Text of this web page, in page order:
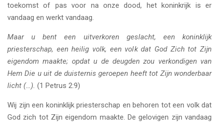
toekomst of pas voor na onze dood, het koninkrijk is er
vandaag en werkt vandaag.
Maar u bent een uitverkoren geslacht, een koninklijk
priesterschap, een heilig volk, een volk dat God Zich tot Zijn
eigendom maakte; opdat u de deugden zou verkondigen van
Hem Die u uit de duisternis geroepen heeft tot Zijn wonderbaar
licht (…). (1 Petrus 2:9)
Wij zijn een koninklijk priesterschap en behoren tot een volk dat
God zich tot Zijn eigendom maakte. De gelovigen zijn vandaag